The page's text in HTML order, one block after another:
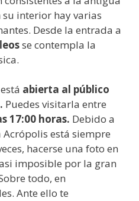
interior hay varias
Desde la entrada a
se contempla la
abierta al público
Puedes visitarla entre
17:00 horas. Debido a
está siempre
hacerse una foto en
imposible por la gran
todo, en
Ante ello te